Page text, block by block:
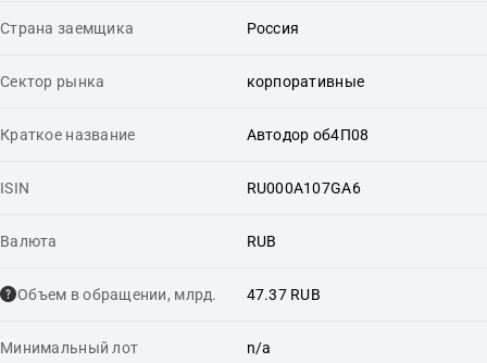
Страна заемщика Россия
Сектор рынка корпоративные
Краткое название Автодор об4П08
ISIN RU000A107GA6
Валюта RUB
Объем в обращении, млрд. 47.37 RUB
Минимальный лот n/a